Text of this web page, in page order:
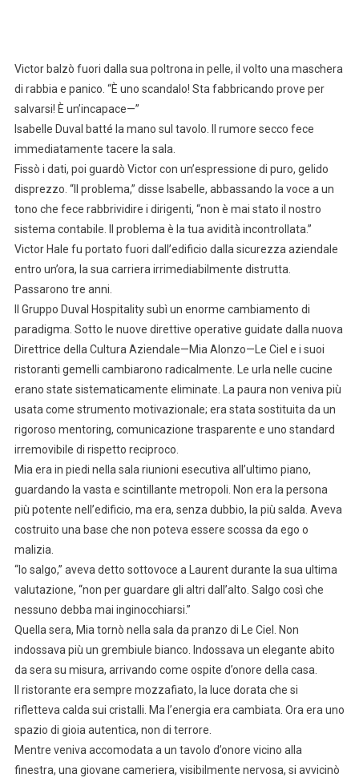
Victor balzò fuori dalla sua poltrona in pelle, il volto una maschera
di rabbia e panico. “È uno scandalo! Sta fabbricando prove per
salvarsi! È un’incapace—”
Isabelle Duval batté la mano sul tavolo. Il rumore secco fece
immediatamente tacere la sala.
Fissò i dati, poi guardò Victor con un’espressione di puro, gelido
disprezzo. “Il problema,” disse Isabelle, abbassando la voce a un
tono che fece rabbrividire i dirigenti, “non è mai stato il nostro
sistema contabile. Il problema è la tua avidità incontrollata.”
Victor Hale fu portato fuori dall’edificio dalla sicurezza aziendale
entro un’ora, la sua carriera irrimediabilmente distrutta.
Passarono tre anni.
Il Gruppo Duval Hospitality subì un enorme cambiamento di
paradigma. Sotto le nuove direttive operative guidate dalla nuova
Direttrice della Cultura Aziendale—Mia Alonzo—Le Ciel e i suoi
ristoranti gemelli cambiarono radicalmente. Le urla nelle cucine
erano state sistematicamente eliminate. La paura non veniva più
usata come strumento motivazionale; era stata sostituita da un
rigoroso mentoring, comunicazione trasparente e uno standard
irremovibile di rispetto reciproco.
Mia era in piedi nella sala riunioni esecutiva all’ultimo piano,
guardando la vasta e scintillante metropoli. Non era la persona
più potente nell’edificio, ma era, senza dubbio, la più salda. Aveva
costruito una base che non poteva essere scossa da ego o
malizia.
“Io salgo,” aveva detto sottovoce a Laurent durante la sua ultima
valutazione, “non per guardare gli altri dall’alto. Salgo così che
nessuno debba mai inginocchiarsi.”
Quella sera, Mia tornò nella sala da pranzo di Le Ciel. Non
indossava più un grembiule bianco. Indossava un elegante abito
da sera su misura, arrivando come ospite d’onore della casa.
Il ristorante era sempre mozzafiato, la luce dorata che si
rifletteva calda sui cristalli. Ma l’energia era cambiata. Ora era uno
spazio di gioia autentica, non di terrore.
Mentre veniva accomodata a un tavolo d’onore vicino alla
finestra, una giovane cameriera, visibilmente nervosa, si avvicinò